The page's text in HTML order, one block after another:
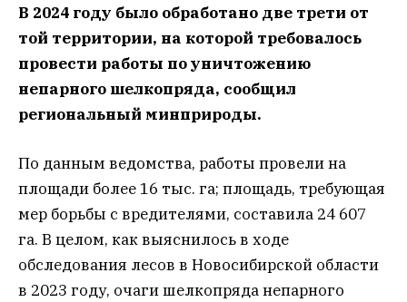
В 2024 году было обработано две трети от
той территории, на которой требовалось
провести работы по уничтожению
непарного шелкопряда, сообщил
региональный минприроды.
По данным ведомства, работы провели на
площади более 16 тыс. га; площадь, требующая
мер борьбы с вредителями, составила 24 607
га. В целом, как выяснилось в ходе
обследования лесов в Новосибирской области
в 2023 году, очаги шелкопряда непарного